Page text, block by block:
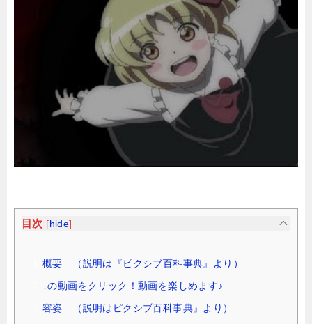
目次 [ hide]
概要 （説明は『ピクシブ百科事典』より）
↓の動画をクリック！動画を楽しめます♪
容姿 （説明はピクシブ百科事典』より）